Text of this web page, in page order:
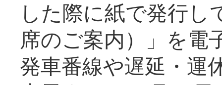
した際に紙で発行し
席のご案内）」を電
発車番線や遅延・運